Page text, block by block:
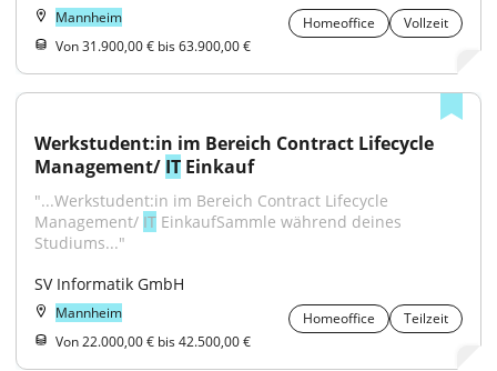
Mannheim Homeoffice
Vollzeit
Von 31.900,00 € bis 63.900,00 €
Werkstudent:in im Bereich Contract Lifecycle
Management/ IT Einkauf
"...Werkstudent:in im Bereich Contract Lifecycle
Management/ IT EinkaufSammle während deines
Studiums..."
SV Informatik GmbH
Mannheim Homeoffice
Teilzeit
Von 22.000,00 € bis 42.500,00 €